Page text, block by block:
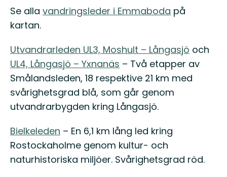
Se alla vandringsleder i Emmaboda på
kartan.
Utvandrarleden UL3, Moshult – Långasjö och
UL4, Långasjö – Yxnanäs – Två etapper av
Smålandsleden, 18 respektive 21 km med
svårighetsgrad blå, som går genom
utvandrarbygden kring Långasjö.
Bielkeleden – En 6,1 km lång led kring
Rostockaholme genom kultur- och
naturhistoriska miljöer. Svårighetsgrad röd.